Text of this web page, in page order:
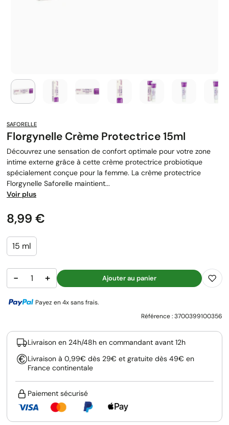
SAFORELLE
Florgynelle Crème Protectrice 15ml
Découvrez une sensation de confort optimale pour votre zone
intime externe grâce à cette crème protectrice probiotique
spécialement conçue pour la femme. La crème protectrice
Florgynelle Saforelle maintient...
Voir plus
Prix
8,99 €
15 ml
− + Ajouter au panier
Payez en 4x sans frais.
Référence :3700399100356
Livraison en 24h/48h en commandant avant 12h
Livraison à 0,99€ dès 29€ et gratuite dès 49€ en
France continentale
Paiement sécurisé